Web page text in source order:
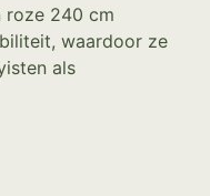
roze 240 cm
waardoor ze
als